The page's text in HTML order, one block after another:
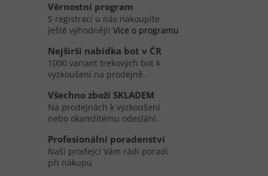
Věrnostní program
S registrací u nás nakoupíte
ještě výhodněji! Více o programu
Nejširší nabídka bot v ČR
1000 variant trekových bot k
vyzkoušení na prodejně.
Všechno zboží SKLADEM
Na prodejnách k vyzkoušení
nebo okamžitému odeslání.
Profesionální poradenství
Naši prodejci Vám rádi poradí
při nákupu